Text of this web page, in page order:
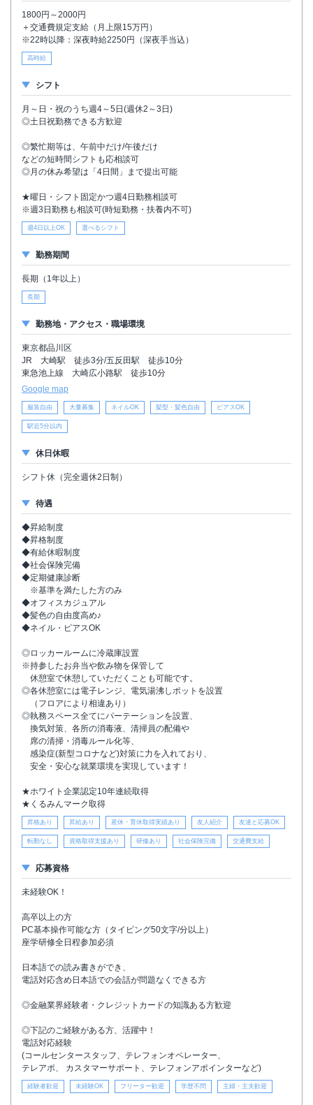
1800円～2000円
＋交通費規定支給（月上限15万円）
※22時以降：深夜時給2250円（深夜手当込）
高時給
シフト
月～日・祝のうち週4～5日(週休2～3日)
◎土日祝勤務できる方歓迎
◎繁忙期等は、午前中だけ/午後だけ
などの短時間シフトも応相談可
◎月の休み希望は「4日間」まで提出可能
★曜日・シフト固定かつ週4日勤務相談可
※週3日勤務も相談可(時短勤務・扶養内不可)
週4日以上OK 選べるシフト
勤務期間
長期（1年以上）
長期
勤務地・アクセス・職場環境
東京都品川区
JR 大崎駅 徒歩3分/五反田駅 徒歩10分
東急池上線 大崎広小路駅 徒歩10分
Google map
服装自由 大量募集 ネイルOK 髪型・髪色自由 ピアスOK
駅近5分以内
休日休暇
シフト休（完全週休2日制）
待遇
◆昇給制度
◆昇格制度
◆有給休暇制度
◆社会保険完備
◆定期健康診断
※基準を満たした方のみ
◆オフィスカジュアル
◆髪色の自由度高め♪
◆ネイル・ピアスOK
◎ロッカールームに冷蔵庫設置
※持参したお弁当や飲み物を保管して
休憩室で休憩していただくことも可能です。
◎各休憩室には電子レンジ、電気湯沸しポットを設置
（フロアにより相違あり）
◎執務スペース全てにパーテーションを設置、
換気対策、各所の消毒液、清掃員の配備や
席の清掃・消毒ルール化等、
感染症(新型コロナなど)対策に力を入れており、
安全・安心な就業環境を実現しています！
★ホワイト企業認定10年連続取得
★くるみんマーク取得
昇格あり 昇給あり 産休・育休取得実績あり 友人紹介 友達と応募OK
転勤なし 資格取得支援あり 研修あり 社会保険完備 交通費支給
応募資格
未経験OK！
高卒以上の方
PC基本操作可能な方（タイピング50文字/分以上）
座学研修全日程参加必須
日本語での読み書きができ、
電話対応含め日本語での会話が問題なくできる方
◎金融業界経験者・クレジットカードの知識ある方歓迎
◎下記のご経験がある方、活躍中！
電話対応経験
(コールセンタースタッフ、テレフォンオペレーター、
テレアポ、 カスタマーサポート、テレフォンアポインターなど)
経験者歓迎 未経験OK フリーター歓迎 学歴不問 主婦・主夫歓迎